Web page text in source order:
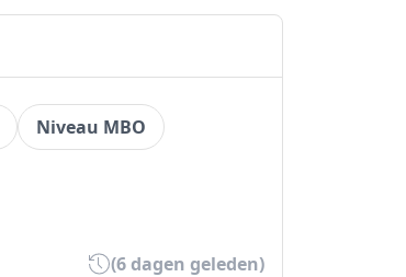
Niveau MBO
(6 dagen geleden)